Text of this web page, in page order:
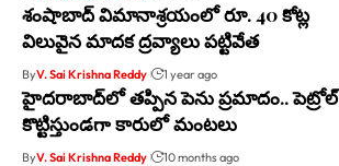
శంషాబాద్ విమానాశ్రయంలో రూ. 40 కోట్ల
విలువైన మాదక ద్రవ్యాలు పట్టివేత
ByV. Sai Krishna Reddy 1 year ago
హైదరాబాద్‌లో తప్పిన పెను ప్రమాదం.. పెట్రోల్
కొట్టిస్తుండగా కారులో మంటలు
ByV. Sai Krishna Reddy 10 months ago